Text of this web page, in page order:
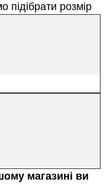
підібрати розмір
магазині ви